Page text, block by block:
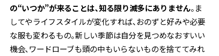
の“いつか”が来ることは、知る限り滅多にありません。ま
してやライフスタイルが変化すれば、おのずと好みや必要
な服も変わるもの。新しい季節は自分を見つめなおすいい
機会、ワードローブも頭の中もいらないものを捨ててみれ